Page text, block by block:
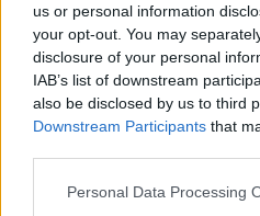
us or personal information
your opt-out. You may
disclosure of your personal
IAB’s list of downstream
also be disclosed by us to third
Downstream Participants that
Personal Data Processing
Zubří stádo v olomoucké
mláďata, už dovádí ve
1.8.2026 17:28 | OLOMOUC (ČTK)